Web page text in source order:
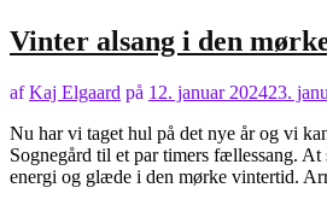
Vinter alsang i den
afKaj Elgaard på 12. januar 202423.
Nu har vi taget hul på det nye år og vi
Sognegård til et par timers fællessang.
energi og glæde i den mørke vintertid.